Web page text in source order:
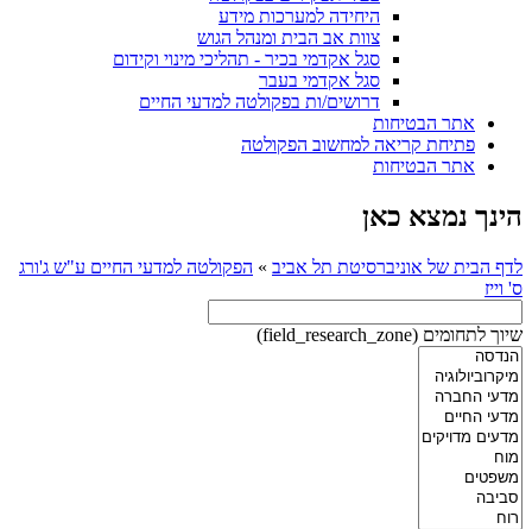
היחידה למערכות מידע
צוות אב הבית ומנהל הגוש
סגל אקדמי בכיר - תהליכי מינוי וקידום
סגל אקדמי בעבר
דרושים/ות בפקולטה למדעי החיים
אתר הבטיחות
פתיחת קריאה למחשוב הפקולטה
אתר הבטיחות
הינך נמצא כאן
לדף הבית של אוניברסיטת תל אביב » הפקולטה למדעי החיים ע"ש ג'ורג
ס' וייז
שיוך לתחומים (field_research_zone)